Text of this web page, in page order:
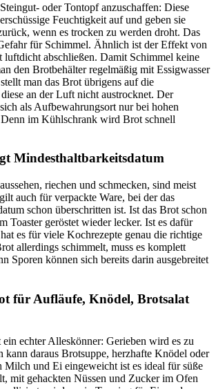
oder Tontopf anzuschaffen: Diese
Feuchtigkeit auf und geben sie
wenn es trocken zu werden droht. Das
für Schimmel. Ähnlich ist der Effekt von
luftdicht abschließen. Damit Schimmel keine
den Brotbehälter regelmäßig mit Essigwasser
man das Brot übrigens auf die
an der Luft nicht austrocknet. Der
als Aufbewahrungsort nur bei hohen
im Kühlschrank wird Brot schnell
Mindesthaltbarkeitsdatum
riechen und schmecken, sind meist
auch für verpackte Ware, bei der das
schon überschritten ist. Ist das Brot schon
Toaster geröstet wieder lecker. Ist es dafür
es für viele Kochrezepte genau die richtige
allerdings schimmelt, muss es komplett
Sporen können sich bereits darin ausgebreitet
für Aufläufe, Knödel, Brotsalat
echter Alleskönner: Gerieben wird es zu
kann daraus Brotsuppe, herzhafte Knödel oder
Milch und Ei eingeweicht ist es ideal für süße
mit gehackten Nüssen und Zucker im Ofen